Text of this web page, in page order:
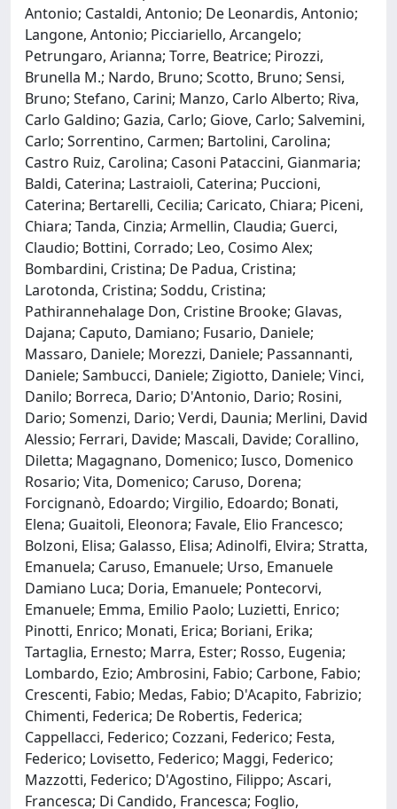
Antonio; Castaldi, Antonio; De Leonardis, Antonio;
Langone, Antonio; Picciariello, Arcangelo;
Petrungaro, Arianna; Torre, Beatrice; Pirozzi,
Brunella M.; Nardo, Bruno; Scotto, Bruno; Sensi,
Bruno; Stefano, Carini; Manzo, Carlo Alberto; Riva,
Carlo Galdino; Gazia, Carlo; Giove, Carlo; Salvemini,
Carlo; Sorrentino, Carmen; Bartolini, Carolina;
Castro Ruiz, Carolina; Casoni Pataccini, Gianmaria;
Baldi, Caterina; Lastraioli, Caterina; Puccioni,
Caterina; Bertarelli, Cecilia; Caricato, Chiara; Piceni,
Chiara; Tanda, Cinzia; Armellin, Claudia; Guerci,
Claudio; Bottini, Corrado; Leo, Cosimo Alex;
Bombardini, Cristina; De Padua, Cristina;
Larotonda, Cristina; Soddu, Cristina;
Pathirannehalage Don, Cristine Brooke; Glavas,
Dajana; Caputo, Damiano; Fusario, Daniele;
Massaro, Daniele; Morezzi, Daniele; Passannanti,
Daniele; Sambucci, Daniele; Zigiotto, Daniele; Vinci,
Danilo; Borreca, Dario; D'Antonio, Dario; Rosini,
Dario; Somenzi, Dario; Verdi, Daunia; Merlini, David
Alessio; Ferrari, Davide; Mascali, Davide; Corallino,
Diletta; Magagnano, Domenico; Iusco, Domenico
Rosario; Vita, Domenico; Caruso, Dorena;
Forcignanò, Edoardo; Virgilio, Edoardo; Bonati,
Elena; Guaitoli, Eleonora; Favale, Elio Francesco;
Bolzoni, Elisa; Galasso, Elisa; Adinolfi, Elvira; Stratta,
Emanuela; Caruso, Emanuele; Urso, Emanuele
Damiano Luca; Doria, Emanuele; Pontecorvi,
Emanuele; Emma, Emilio Paolo; Luzietti, Enrico;
Pinotti, Enrico; Monati, Erica; Boriani, Erika;
Tartaglia, Ernesto; Marra, Ester; Rosso, Eugenia;
Lombardo, Ezio; Ambrosini, Fabio; Carbone, Fabio;
Crescenti, Fabio; Medas, Fabio; D'Acapito, Fabrizio;
Chimenti, Federica; De Robertis, Federica;
Cappellacci, Federico; Cozzani, Federico; Festa,
Federico; Lovisetto, Federico; Maggi, Federico;
Mazzotti, Federico; D'Agostino, Filippo; Ascari,
Francesca; Di Candido, Francesca; Foglio,